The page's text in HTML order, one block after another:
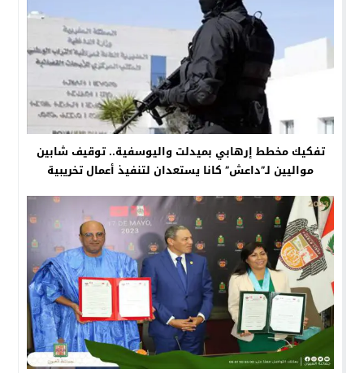
تفكيك مخطط إرهابي بميدلت واليوسفية.. توقيف شابين
مواليين لـ”داعش” كانا يستعدان لتنفيذ أعمال تخريبية